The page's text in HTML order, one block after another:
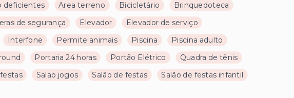
deficientes Area terreno Bicicletário
Brinquedoteca
de segurança Elevador
Elevador de serviço
Interfone Permite animais Piscina
Piscina adulto
Portaria 24 horas Portão Elétrico
Quadra de tênis
Salao jogos Salão de festas
Salão de festas infantil